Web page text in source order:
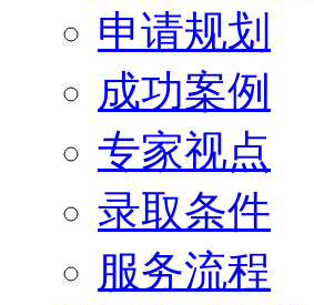
申请规划
成功案例
专家视点
录取条件
服务流程